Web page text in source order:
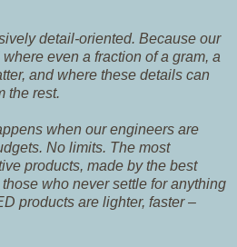
detail-oriented. Because our
even a fraction of a gram, a
and where these details can
the rest.
when our engineers are
No limits. The most
products, made by the best
who never settle for anything
products are lighter, faster –